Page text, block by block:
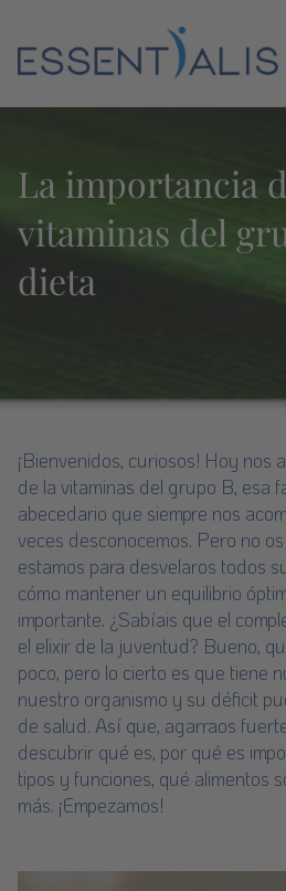
La importancia
vitaminas del
dieta
¡Bienvenidos, curiosos! Hoy nos
de la vitaminas del grupo B, esa
abecedario que siempre nos
veces desconocemos. Pero no
estamos para desvelaros todos
cómo mantener un equilibrio
importante. ¿Sabíais que el
el elixir de la juventud? Bueno,
poco, pero lo cierto es que tiene
nuestro organismo y su déficit
de salud. Así que, agarraos
descubrir qué es, por qué es
tipos y funciones, qué alimentos
más. ¡Empezamos!